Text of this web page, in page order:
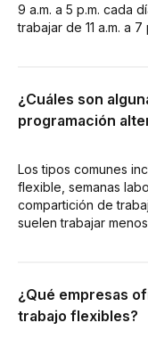
9 a.m. a 5 p.m. cada
trabajar de 11 a.m. a
¿Cuáles son
programación
Los tipos comunes
flexible, semanas
compartición de
suelen trabajar
¿Qué empresas
trabajo flexibles?